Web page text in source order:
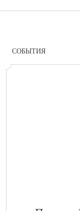
СОБЫТИЯ